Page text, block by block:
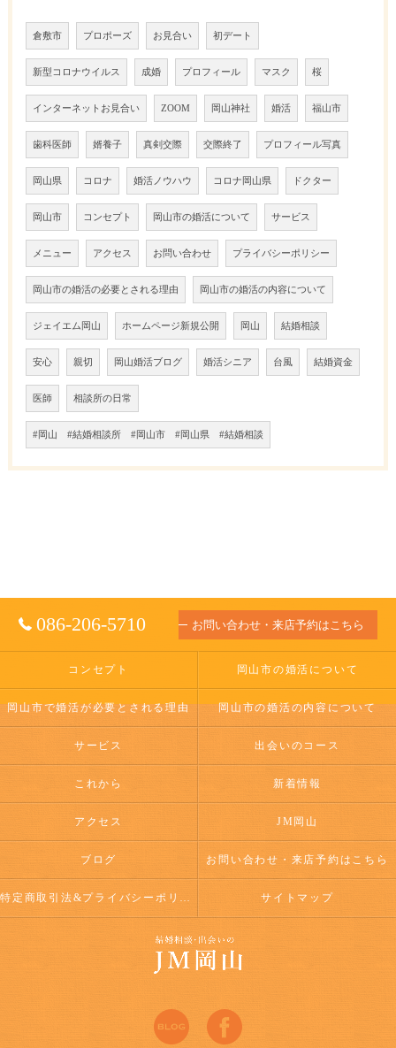
倉敷市 プロポーズ お見合い 初デート
新型コロナウイルス 成婚 プロフィール マスク 桜
インターネットお見合い ZOOM 岡山神社 婚活 福山市
歯科医師 婿養子 真剣交際 交際終了 プロフィール写真
岡山県 コロナ 婚活ノウハウ コロナ岡山県 ドクター
岡山市 コンセプト 岡山市の婚活について サービス
メニュー アクセス お問い合わせ プライバシーポリシー
岡山市の婚活の必要とされる理由 岡山市の婚活の内容について
ジェイエム岡山 ホームページ新規公開 岡山 結婚相談
安心 親切 岡山婚活ブログ 婚活シニア 台風 結婚資金
医師 相談所の日常
#岡山 #結婚相談所 #岡山市 #岡山県 #結婚相談
086-206-5710 お問い合わせ・来店予約はこちら
コンセプト 岡山市の婚活について
岡山市で婚活が必要とされる理由 岡山市の婚活の内容について
サービス 出会いのコース
これから 新着情報
アクセス JM岡山
ブログ お問い合わせ・来店予約はこちら
特定商取引法&プライバシーポリシー サイトマップ